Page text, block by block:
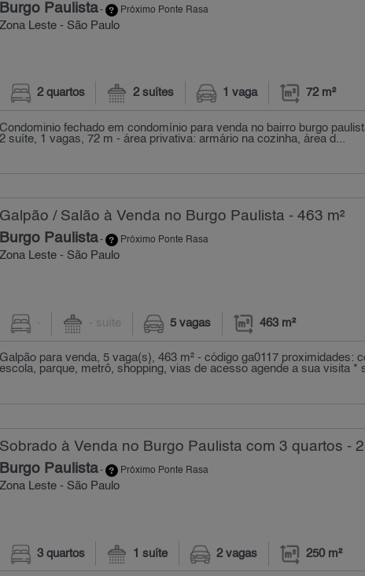
Burgo Paulista- Próximo Ponte Rasa
Zona Leste - São Paulo
2 quartos 2 suítes 1 vaga 72 m²
Condominio fechado em condomínio para venda no bairro burgo
2 suíte, 1 vagas, 72 m - área privativa: armário na cozinha, área d...
Galpão / Salão à Venda no Burgo Paulista - 463 m²
Burgo Paulista- Próximo Ponte Rasa
Zona Leste - São Paulo
- - suíte 5 vagas 463 m²
Galpão para venda, 5 vaga(s), 463 m² - código ga0117 proximidades:
escola, parque, metrô, shopping, vias de acesso agende a sua visita *
Sobrado à Venda no Burgo Paulista com 3 quartos -
Burgo Paulista- Próximo Ponte Rasa
Zona Leste - São Paulo
3 quartos 1 suíte 2 vagas 250 m²